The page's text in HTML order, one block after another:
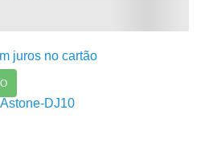
juros no cartão